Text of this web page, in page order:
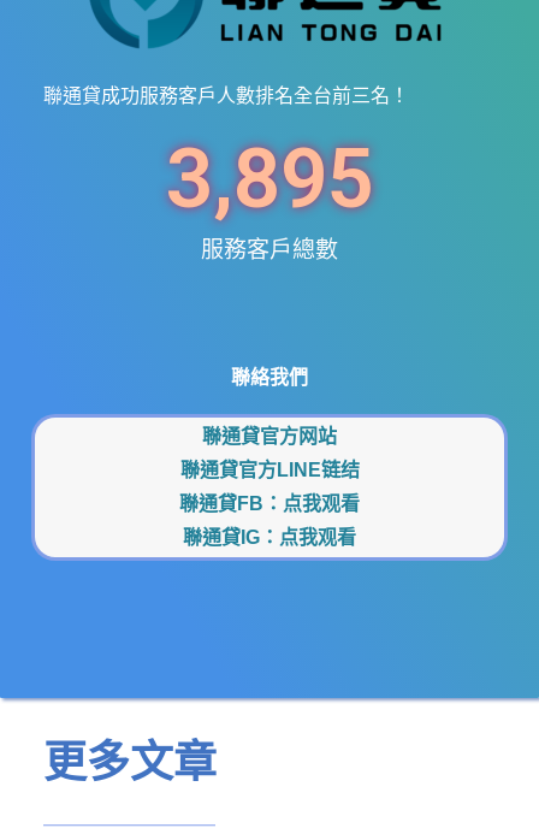
聯通貸成功服務客戶人數排名全台前三名！
服務客戶總數
3,895
聯絡我們
聯通貸官方网站
聯通貸官方LINE链结
聯通貸FB： 点我观看
聯通貸IG： 点我观看
更多文章